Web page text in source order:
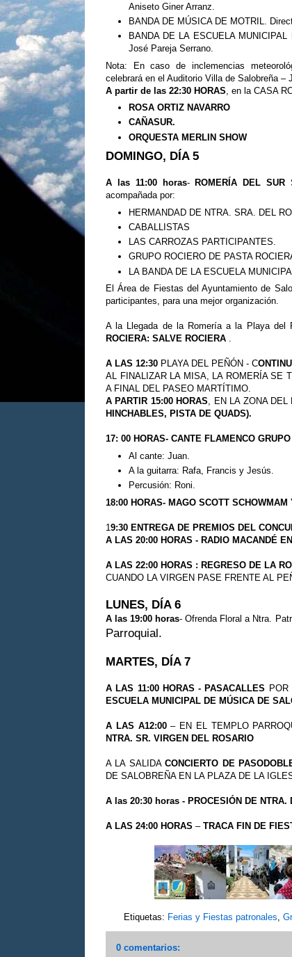
Aniseto Giner Arranz.
BANDA DE MÚSICA DE MOTRIL.
BANDA DE LA ESCUELA
José Pareja Serrano.
Nota: En caso de inclemencias
celebrará en el Auditorio Villa de Salobreña –
A partir de las 22:30 HORAS , en la CASA
ROSA ORTIZ NAVARRO
CAÑASUR.
ORQUESTA MERLIN SHOW
DOMINGO, DÍA 5
A las 11:00 horas- ROMERÍA DEL SUR
acompañada por:
HERMANDAD DE NTRA. SRA. DEL
CABALLISTAS
LAS CARROZAS PARTICIPANTES.
GRUPO ROCIERO DE PASTA
LA BANDA DE LA ESCUELA
El Área de Fiestas del Ayuntamiento de
participantes, para una mejor organización.
A la Llegada de la Romería a la Playa del
ROCIERA: SALVE ROCIERA .
A LAS 12:30 PLAYA DEL PEÑÓN - C
AL FINALIZAR LA MISA, LA ROMERÍA SE
A FINAL DEL PASEO MARTÍTIMO.
A PARTIR 15:00 HORAS, EN LA ZONA DEL
HINCHABLES, PISTA DE QUADS).
17: 00 HORAS- CANTE FLAMENCO
Al cante: Juan.
A la guitarra: Rafa, Francis y Jesús.
Percusión: Roni.
18:00 HORAS- MAGO SCOTT
19:30 ENTREGA DE PREMIOS DEL
A LAS 20:00 HORAS - RADIO MACANDÉ
A LAS 22:00 HORAS : REGRESO DE LA
CUANDO LA VIRGEN PASE FRENTE AL
LUNES, DÍA 6
A las 19:00 horas- Ofrenda Floral a Ntra.
Parroquial.
MARTES, DÍA 7
A LAS 11:00 HORAS - PASACALLES POR
ESCUELA MUNICIPAL DE MÚSICA DE
A LAS A12:00– EN EL TEMPLO
NTRA. SR. VIRGEN DEL ROSARIO
A LA SALIDACONCIERTO DE
DE SALOBREÑA EN LA PLAZA DE LA
A las 20:30 horas - PROCESIÓN DE NTRA.
A LAS 24:00 HORAS – TRACA FIN DE
Etiquetas: Ferias y Fiestas patronales,
0 comentarios: